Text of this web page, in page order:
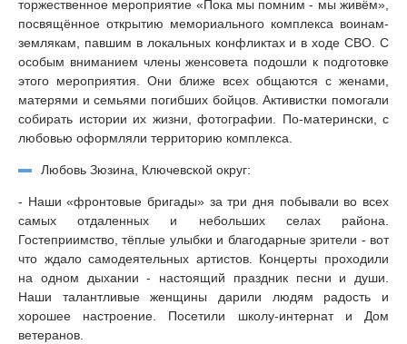
торжественное мероприятие «Пока мы помним - мы живём»,
посвящённое открытию мемориального комплекса воинам-
землякам, павшим в локальных конфликтах и в ходе СВО. С
особым вниманием члены женсовета подошли к подготовке
этого мероприятия. Они ближе всех общаются с женами,
матерями и семьями погибших бойцов. Активистки помогали
собирать истории их жизни, фотографии. По-матерински, с
любовью оформляли территорию комплекса.
Любовь Зюзина, Ключевской округ:
- Наши «фронтовые бригады» за три дня побывали во всех
самых отдаленных и небольших селах района.
Гостеприимство, тёплые улыбки и благодарные зрители - вот
что ждало самодеятельных артистов. Концерты проходили
на одном дыхании - настоящий праздник песни и души.
Наши талантливые женщины дарили людям радость и
хорошее настроение. Посетили школу-интернат и Дом
ветеранов.